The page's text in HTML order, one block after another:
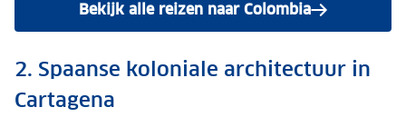
Bekijk alle reizen naar Colombia
2. Spaanse koloniale architectuur in
Cartagena